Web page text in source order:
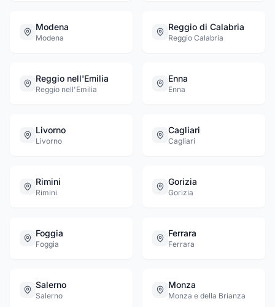
Modena
Modena
Reggio di Calabria
Reggio Calabria
Reggio nell'Emilia
Reggio nell'Emilia
Enna
Enna
Livorno
Livorno
Cagliari
Cagliari
Rimini
Rimini
Gorizia
Gorizia
Foggia
Foggia
Ferrara
Ferrara
Salerno
Salerno
Monza
Monza e della Brianza